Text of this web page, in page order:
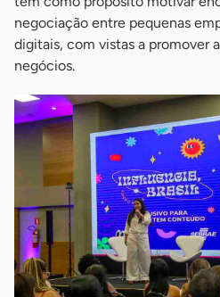
negociação entre pequenas
digitais, com vistas a promover
negócios.